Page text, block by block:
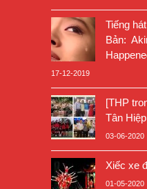
Tiếng
Bản:
17-12-2019
[THP
Tân
03-06-2020
Xiếc xe
01-05-2020